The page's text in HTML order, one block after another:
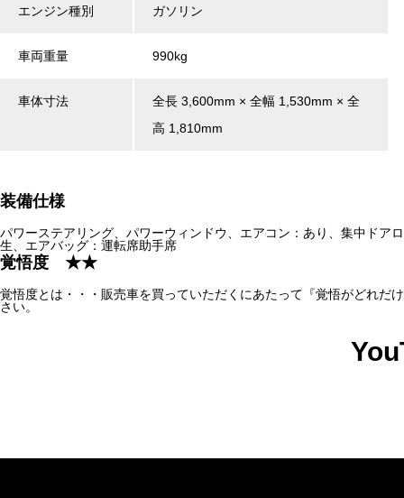
エンジン種別 ガソリン
車両重量 990kg
車体寸法
全長 3,600mm × 全幅 1,530mm × 全
高 1,810mm
装備仕様
パワーステアリング、パワーウィンドウ、エアコン：あり、集中ドア
生、エアバッグ：運転席助手席
覚悟度 ★★
覚悟度とは・・・販売車を買っていただくにあたって『覚悟がどれだ
さい。